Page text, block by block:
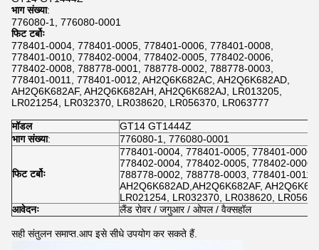
भाग संख्या:
776080-1, 776080-0001
फिट टर्बोः
778401-0004, 778401-0005, 778401-0006, 778401-0008,
778401-0010, 778402-0004, 778402-0005, 778402-0006,
778402-0008, 788778-0001, 788778-0002, 788778-0003,
778401-0011, 778401-0012, AH2Q6K682AC, AH2Q6K682AD,
AH2Q6K682AF, AH2Q6K682AH, AH2Q6K682AJ, LR013205,
LR021254, LR032370, LR038620, LR056370, LR063777
मॉडल
GT14 GT1444Z
भाग संख्या: 776080-1, 776080-0001
फिट टर्बोः
778401-0004, 778401-0005, 778401-
778402-0004, 778402-0005, 778402-
788778-0002, 788778-0003, 778401-0011,
AH2Q6K682AD,AH2Q6K682AF,
LR021254, LR032370, LR038620,
आवेदनः
लैंड रोवर / जगुआर / ओपल / वैक्सहॉल
सही संतुलन समाप्त.आप इसे सीधे उपयोग कर सकते हैं.